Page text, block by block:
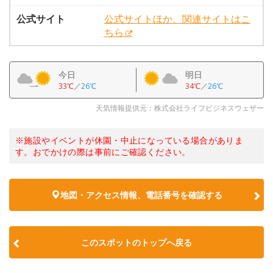
公式サイト
公式サイトほか、関連サイトはこ
ちら
今日
33℃／26℃
明日
34℃／26℃
天気情報提供元：株式会社ライフビジネスウェザー
※施設やイベントが休園・中止になっている場合がありま
す。おでかけの際は事前にご確認ください。
地図・アクセス情報、電話番号を確認する
このスポットのトップへ戻る